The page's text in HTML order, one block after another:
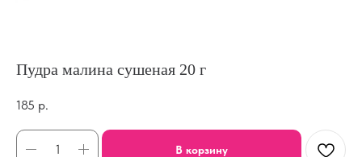
Пудра малина сушеная 20 г
185 р.
В корзину